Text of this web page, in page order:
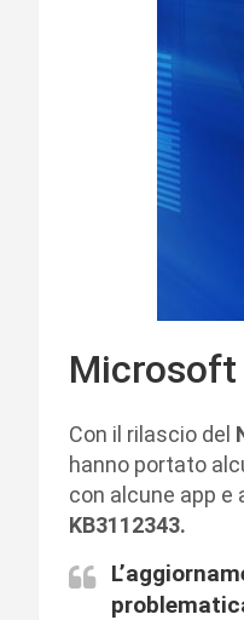
Con il rilascio del
hanno portato
con alcune app e
KB3112343.